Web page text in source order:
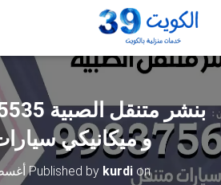
و ميكانيكي
Published by kurdion أغسطس